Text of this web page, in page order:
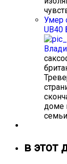
Умер
UB40
доме
в этот